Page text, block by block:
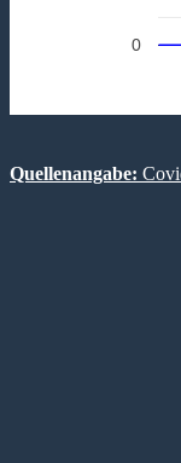
0
Quellenangabe: